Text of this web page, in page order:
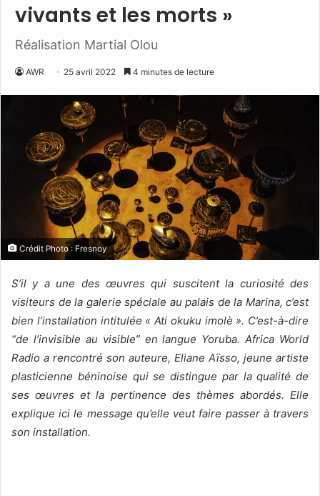
vivants et les morts »
Réalisation Martial Olou
AWR 25 avril 2022 4 minutes de lecture
Crédit Photo : Fresnoy
S’il y a une des œuvres qui suscitent la curiosité des
visiteurs de la galerie spéciale au palais de la Marina, c’est
bien l’installation intitulée « Ati okuku imolè ». C’est-à-dire
“de l’invisible au visible” en langue Yoruba. Africa World
Radio a rencontré son auteure, Eliane Aïsso, jeune artiste
plasticienne béninoise qui se distingue par la qualité de
ses œuvres et la pertinence des thèmes abordés. Elle
explique ici le message qu’elle veut faire passer à travers
son installation.